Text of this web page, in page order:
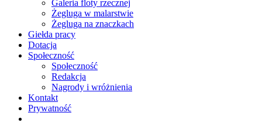
Galeria floty rzecznej
Żegluga w malarstwie
Żegluga na znaczkach
Giełda pracy
Dotacja
Społeczność
Społeczność
Redakcja
Nagrody i wróżnienia
Kontakt
Prywatność